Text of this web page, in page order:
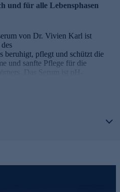
und für alle Lebensphasen
von Dr. Vivien Karl ist
beruhigt, pflegt und schützt die
und sanfte Pflege für die
Das Serum ist pH-
verträglich. Sie
Serum
- auch bei hormonellen
- sanft, verträglich und